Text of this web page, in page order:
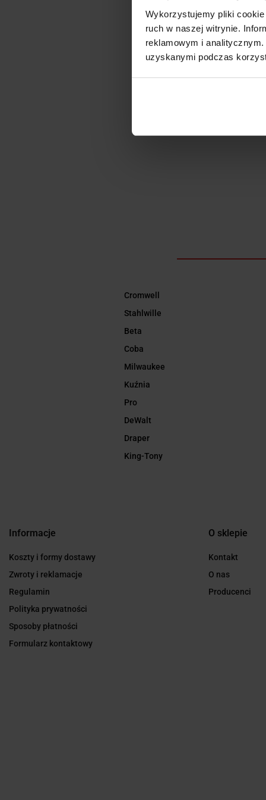
Wykorzystujemy pliki
ruch w naszej witrynie.
reklamowym i
uzyskanymi podczas
Zakres
Średnica
Rozstaw
Cromwell
Stahlwille
Beta
Coba
Milwaukee
Kuźnia
Pro
DeWalt
Draper
King-Tony
Informacje
Koszty i formy dostawy
Zwroty i reklamacje
Regulamin
Polityka prywatności
Sposoby płatności
Formularz kontaktowy
O sklepie
Kontakt
O nas
Producenci